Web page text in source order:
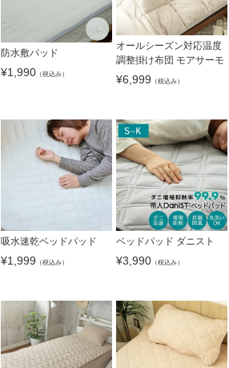
防水敷パッド
¥1,990 （税込み）
オールシーズン対応温度
調整掛け布団 モアサーモ
¥6,999 （税込み）
吸水速乾ベッドパッド
¥1,999 （税込み）
ベッドパッド ダニスト
¥3,990（税込み）